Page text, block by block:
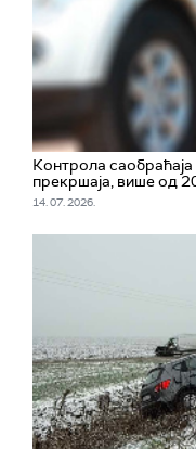
Контрола
прекршаја, више од
14. 07. 2026.